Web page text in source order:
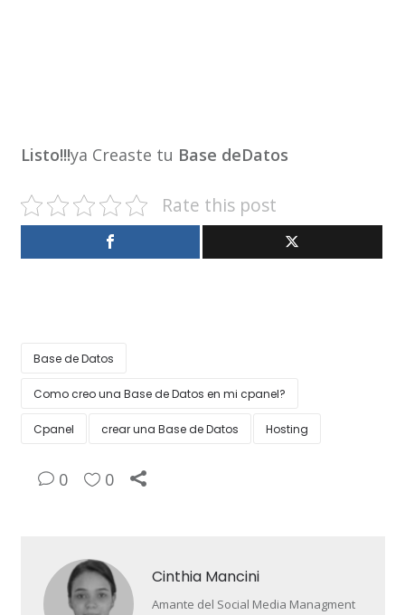
Listo!!!ya Creaste tu Base deDatos
Rate this post
Base de Datos
Como creo una Base de Datos en mi cpanel?
Cpanel crear una Base de Datos Hosting
0 0
Cinthia Mancini
Amante del Social Media Managment